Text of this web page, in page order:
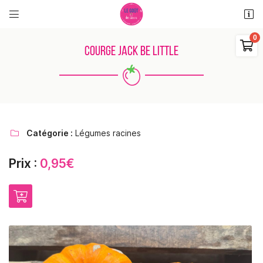
 

 Rafraîchir le captcha
COURGE JACK BE LITTLE
 Catégorie : Légumes racines
Prix : 0,95€